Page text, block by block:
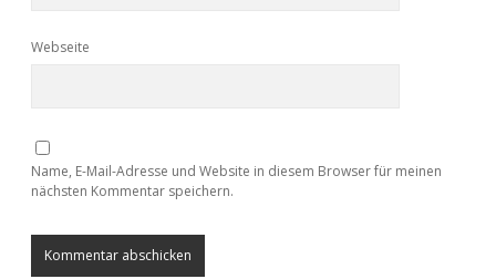
Webseite
Name, E-Mail-Adresse und Website in diesem Browser für meinen
nächsten Kommentar speichern.